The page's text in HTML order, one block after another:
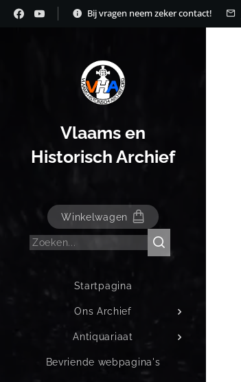
Bij vragen neem zeker contact!
Vlaams en
Historisch Archief
Winkelwagen
Startpagina
Ons Archief
Antiquariaat
Bevriende webpagina's